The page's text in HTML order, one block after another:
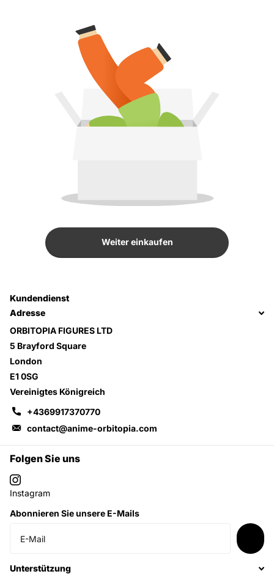
Weiter einkaufen
Kundendienst
Adresse
ORBITOPIA FIGURES LTD
5 Brayford Square
London
E1 0SG
Vereinigtes Königreich
+4369917370770
contact@anime-orbitopia.com
Folgen Sie uns
Instagram
Abonnieren Sie unsere E-Mails
Unterstützung